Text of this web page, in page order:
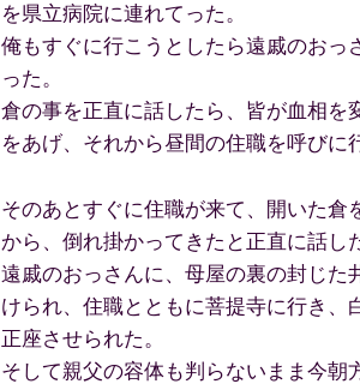
を県立病院に連れてった。
俺もすぐに行こうとしたら遠戚のお
った。
倉の事を正直に話したら、皆が血相
をあげ、それから昼間の住職を呼びに
そのあとすぐに住職が来て、開いた
から、倒れ掛かってきたと正直に話し
遠戚のおっさんに、母屋の裏の封じ
けられ、住職とともに菩提寺に行き
正座させられた。
そして親父の容体も判らないまま今